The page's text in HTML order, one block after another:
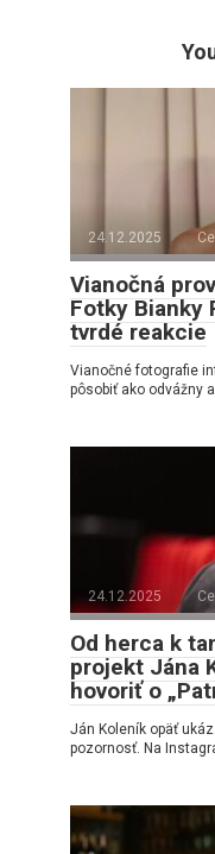
24.12.2025
Vianočná
Fotky Bianky
tvrdé reakcie
Vianočné fotografie
pôsobiť ako odvážny
24.12.2025
Od herca k
projekt Jána
hovoriť o
Ján Koleník opäť
pozornosť. Na